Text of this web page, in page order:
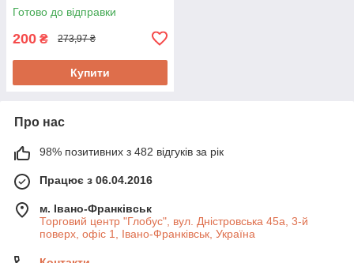
Готово до відправки
200 ₴ 273,97 ₴
Купити
Про нас
98% позитивних з 482 відгуків за рік
Працює з 06.04.2016
м. Івано-Франківськ
Торговий центр "Глобус", вул. Дністровська 45а, 3-й
поверх, офіс 1, Івано-Франківськ, Україна